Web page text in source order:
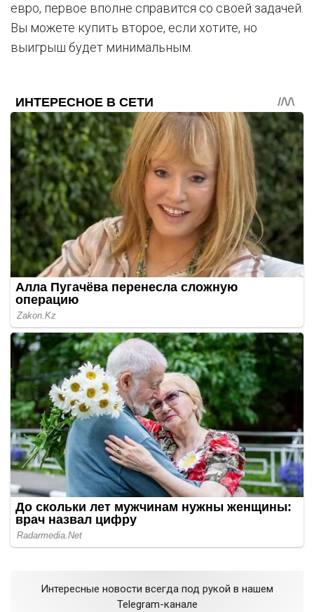
евро, первое вполне справится со своей задачей.
Вы можете купить второе, если хотите, но
выигрыш будет минимальным.
Интересные новости всегда под рукой в нашем
Telegram-канале